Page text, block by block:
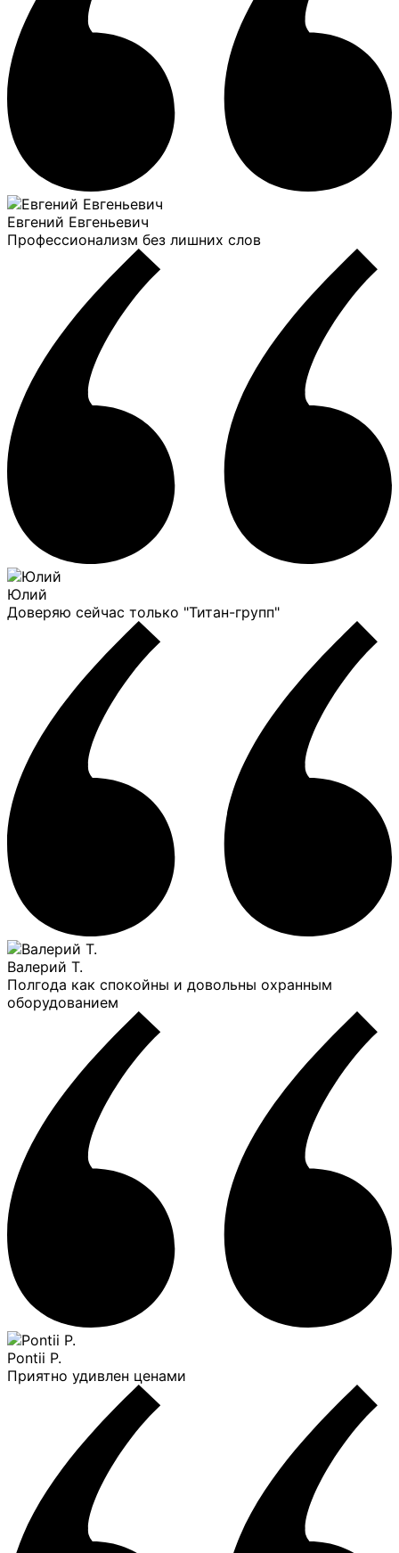
Евгений Евгеньевич
Профессионализм без лишних слов
Юлий
Доверяю сейчас только "Титан-групп"
Валерий Т.
Полгода как спокойны и довольны охранным
оборудованием
Pontii P.
Приятно удивлен ценами